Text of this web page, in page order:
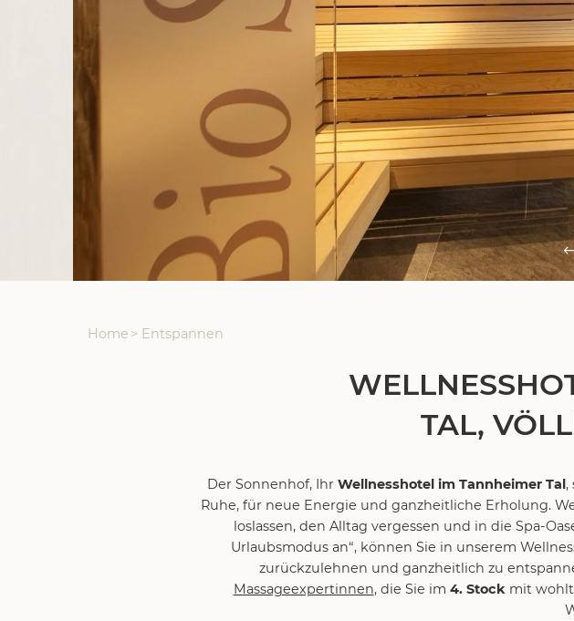
Home > Entspannen
TAL,
Der Sonnenhof, Ihr Wellnesshotel im Tannheimer Tal,
Ruhe, für neue Energie und ganzheitliche Erholung.
loslassen, den Alltag vergessen und in die Spa-
Urlaubsmodus an“, können Sie in unserem
zurückzulehnen und ganzheitlich zu
Massageexpertinnen, die Sie im 4. Stockmit